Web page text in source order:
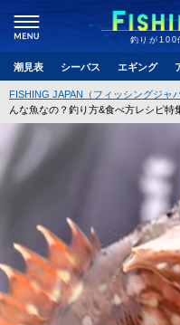
釣りが100
潮見表 シーバス エギング
FISHING JAPAN（フィッシングジャパ
んな魚なの？釣り方&食べ方レシピ特